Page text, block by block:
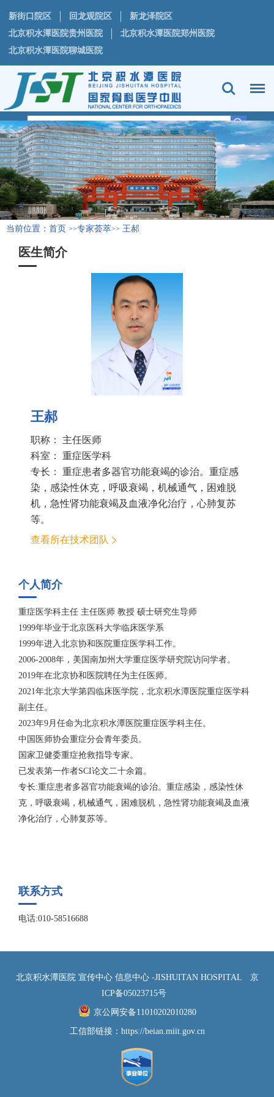
新街口院区 回龙观院区
新龙泽院区
北京积水潭医院贵州医院
北京积水潭医院郑州医院
北京积水潭医院聊城医院
当前位置： 首页 >>专家荟萃>> 王郝
医生简介
王郝
职称： 主任医师
科室： 重症医学科
专长： 重症患者多器官功能衰竭的诊治。重症感
染，感染性休克，呼吸衰竭，机械通气，困难脱
机，急性肾功能衰竭及血液净化治疗，心肺复苏
等。
查看所在技术团队
个人简介
重症医学科主任 主任医师 教授 硕士研究生导师
1999年毕业于北京医科大学临床医学系
1999年进入北京协和医院重症医学科工作。
2006-2008年，美国南加州大学重症医学研究院访问学者。
2019年在北京协和医院聘任为主任医师。
2021年北京大学第四临床医学院，北京积水潭医院重症医学科
副主任。
2023年9月任命为北京积水潭医院重症医学科主任。
中国医师协会重症分会青年委员。
国家卫健委重症抢救指导专家。
已发表第一作者SCI论文二十余篇。
专长:重症患者多器官功能衰竭的诊治。重症感染，感染性休
克，呼吸衰竭，机械通气，困难脱机，急性肾功能衰竭及血液
净化治疗，心肺复苏等。
联系方式
电话:010-58516688
北京积水潭医院 宣传中心 信息中心 -JISHUITAN HOSPITAL
京
ICP备05023715号
京公网安备11010202010280
工信部链接： https://beian.miit.gov.cn